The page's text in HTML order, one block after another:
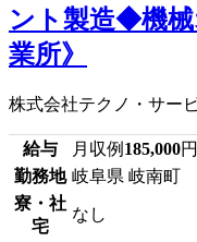
ント製造◆機
業所》
株式会社テクノ・サー
給与 月収例 185,000円
勤務地 岐阜県 岐南町
寮・社
宅
なし